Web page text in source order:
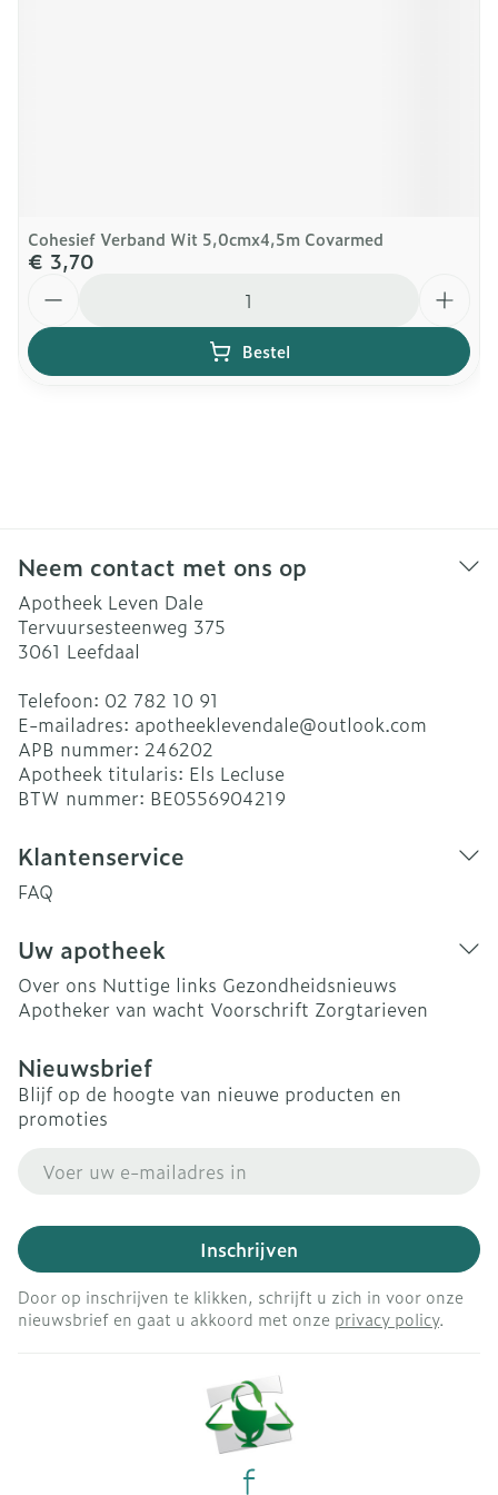
Cohesief Verband Wit 5,0cmx4,5m Covarmed
€ 3,70
Bestel
Neem contact met ons op
Apotheek Leven Dale
Tervuursesteenweg 375
3061 Leefdaal
Telefoon: 02 782 10 91
E-mailadres: apotheeklevendale@outlook.com
APB nummer: 246202
Apotheek titularis: Els Lecluse
BTW nummer: BE0556904219
Klantenservice
FAQ
Uw apotheek
Over ons Nuttige links Gezondheidsnieuws
Apotheker van wacht Voorschrift Zorgtarieven
Nieuwsbrief
Blijf op de hoogte van nieuwe producten en
promoties
Inschrijven
Door op inschrijven te klikken, schrijft u zich in voor onze
nieuwsbrief en gaat u akkoord met onze privacy policy.